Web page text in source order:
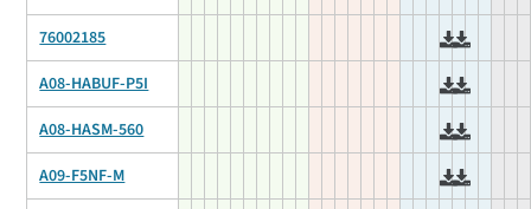
76002185
A08-HABUF-P5I
A08-HASM-560
A09-F5NF-M